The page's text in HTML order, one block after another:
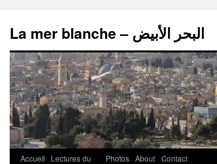
La mer blanche – البحر الأبيض
Accueil
Lectures du
Photos About Contact